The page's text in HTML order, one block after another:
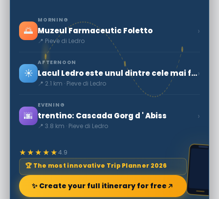
🌅
MORNING
Muzeul Farmaceutic Foletto
📍 Pieve di Ledro
›
☀️
AFTERNOON
Lacul Ledro este unul dintre cele mai frumoase și curate din Trentino-Secret World
📍 2.1 km · Pieve di Ledro
›
🌆
EVENING
trentino: Cascada Gorg d ' Abiss
📍 3.8 km · Pieve di Ledro
›
★★★★★4.9
🏆 The most innovative Trip Planner 2026
✨ Create your full itinerary for free